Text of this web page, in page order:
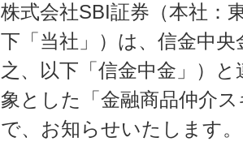
株式会社SBI証券（本社：
下「当社」）は、信金中
之、以下「信金中金」）
象とした「金融商品仲介
で、お知らせいたします